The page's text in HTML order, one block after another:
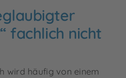
fachlich nicht
wird häufig von einem